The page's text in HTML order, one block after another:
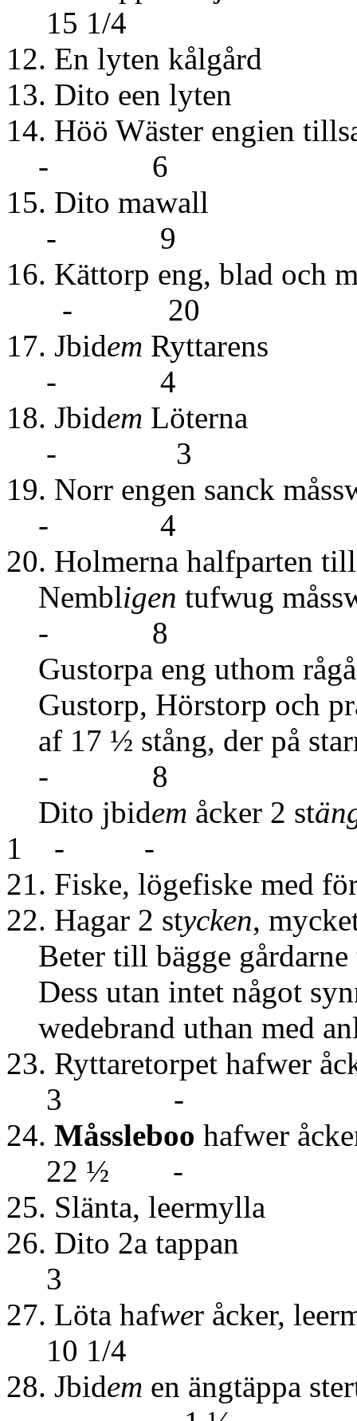
15 1/4
12. En lyten kålgård
13. Dito een lyten
14. Höö Wäster engien
- 6
15.
- 9
16. Kättorp eng,
- 20
17. Jbidem
- 4
18. Jbidem
- 3
19. Norr
- 4
20. Holmerna halfparten
Nembligen
- 8
Gustorpa eng uthom
Gustorp, Hörstorp och
af 17 ½
- 8
Dito jbidem åcker 2 st
1 - -
21. Fiske, lögefiske med
22. Hagar 2 stycken,
Beter till bägge
Dess utan intet något
wedebrand uthan med
23. Ryttaretorpet
3 -
24. Måssleboo
22 ½ -
25. Slänta,
26. Dito 2a
3
27. Löta hafwer
10 1/4
28. Jbidem en